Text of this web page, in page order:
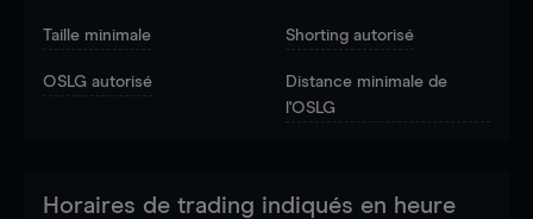
Taille minimale Shorting autorisé
OSLG autorisé
Distance minimale de
l'OSLG
Horaires de trading indiqués en heure